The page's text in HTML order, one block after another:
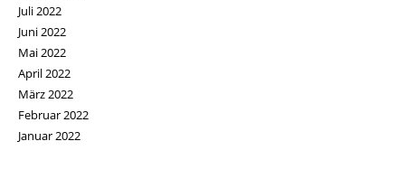
Juli 2022
Juni 2022
Mai 2022
April 2022
März 2022
Februar 2022
Januar 2022